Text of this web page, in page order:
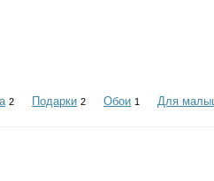
2 Подарки 2 Обои 1 Для